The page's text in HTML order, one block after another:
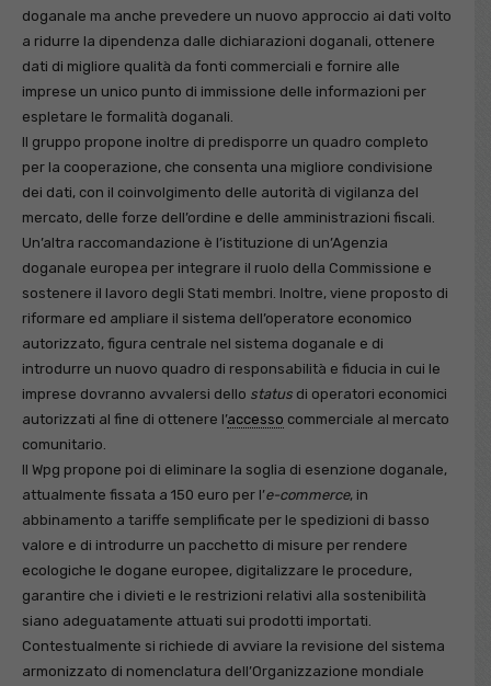
doganale ma anche prevedere un nuovo approccio ai dati volto
a ridurre la dipendenza dalle dichiarazioni doganali, ottenere
dati di migliore qualità da fonti commerciali e fornire alle
imprese un unico punto di immissione delle informazioni per
espletare le formalità doganali.
Il gruppo propone inoltre di predisporre un quadro completo
per la cooperazione, che consenta una migliore condivisione
dei dati, con il coinvolgimento delle autorità di vigilanza del
mercato, delle forze dell’ordine e delle amministrazioni fiscali.
Un’altra raccomandazione è l’istituzione di un’Agenzia
doganale europea per integrare il ruolo della Commissione e
sostenere il lavoro degli Stati membri. Inoltre, viene proposto di
riformare ed ampliare il sistema dell’operatore economico
autorizzato, figura centrale nel sistema doganale e di
introdurre un nuovo quadro di responsabilità e fiducia in cui le
imprese dovranno avvalersi dello status di operatori economici
autorizzati al fine di ottenere l’accesso commerciale al mercato
comunitario.
Il Wpg propone poi di eliminare la soglia di esenzione doganale,
attualmente fissata a 150 euro per l’e-commerce, in
abbinamento a tariffe semplificate per le spedizioni di basso
valore e di introdurre un pacchetto di misure per rendere
ecologiche le dogane europee, digitalizzare le procedure,
garantire che i divieti e le restrizioni relativi alla sostenibilità
siano adeguatamente attuati sui prodotti importati.
Contestualmente si richiede di avviare la revisione del sistema
armonizzato di nomenclatura dell’Organizzazione mondiale